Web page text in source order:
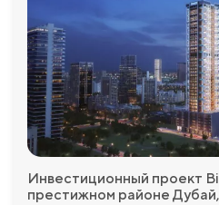
Инвестиционный проект
престижном районе